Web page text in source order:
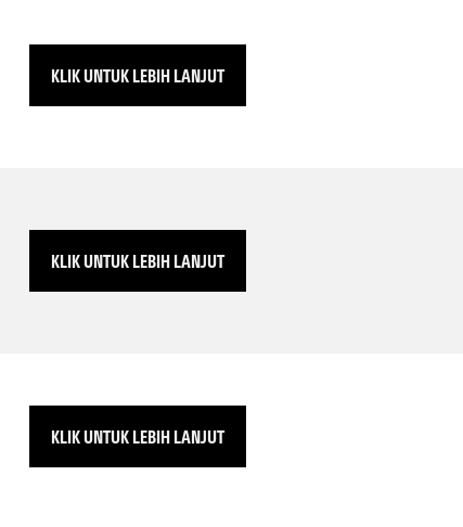
KLIK UNTUK LEBIH LANJUT
KLIK UNTUK LEBIH LANJUT
KLIK UNTUK LEBIH LANJUT